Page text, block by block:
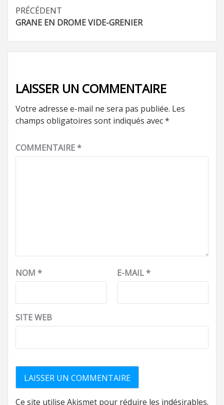
Navigation
d’article
PRÉCÉDENT
GRANE EN DROME VIDE-GRENIER
LAISSER UN COMMENTAIRE
Votre adresse e-mail ne sera pas publiée. Les
champs obligatoires sont indiqués avec*
COMMENTAIRE*
NOM * E-MAIL*
SITE WEB
Ce site utilise Akismet pour réduire les indésirables.